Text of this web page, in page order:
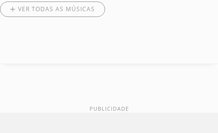
VER TODAS AS MÚSICAS